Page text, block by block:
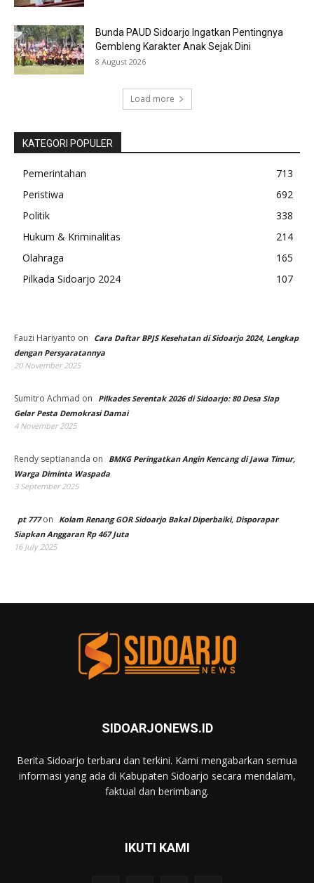
Bunda PAUD Sidoarjo Ingatkan Pentingnya
Gembleng Karakter Anak Sejak Dini
8 August 2026
Load more
KATEGORI POPULER
Pemerintahan
713
Peristiwa
692
Politik
338
Hukum & Kriminalitas
214
Olahraga
165
Pilkada Sidoarjo 2024
107
Fauzi Hariyanto on
Cara Daftar BPJS Kesehatan di Sidoarjo 2024, Lengkap
dengan Persyaratannya
20 November 2025
Sumitro Achmad on
Pilkades Serentak 2026 di Sidoarjo: 80 Desa Siap
Gelar Pesta Demokrasi Damai
4 November 2025
Rendy septiananda on
BMKG Peringatkan Angin Kencang di Jawa Timur,
Warga Diminta Waspada
3 September 2025
pt 777on
Kolam Renang GOR Sidoarjo Bakal Diperbaiki, Disporapar
Siapkan Anggaran Rp 467 Juta
16 July 2025
SIDOARJONEWS.ID
Berita Sidoarjo terbaru dan terkini. Kami mengabarkan semua
informasi yang ada di Kabupaten Sidoarjo secara mendalam,
faktual dan berimbang.
IKUTI KAMI